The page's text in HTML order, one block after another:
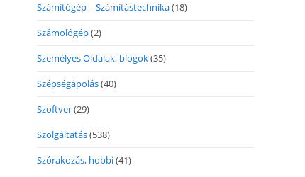
Számítógép – Számítástechnika(18)
Számológép(2)
Személyes Oldalak, blogok(35)
Szépségápolás(40)
Szoftver(29)
Szolgáltatás(538)
Szórakozás, hobbi(41)